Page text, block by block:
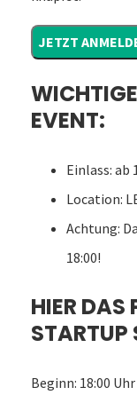
JETZT
EVENT:
Einlass: ab
Location:
Achtung:
18:00!
HIER DAS
STARTUP
Beginn: 18:00 Uhr